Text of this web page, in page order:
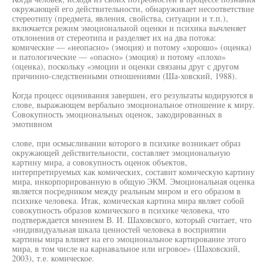
окружающей его действительности, обнаруживает несоответствие
стереотипу (предмета, явления, свойства, ситуации и т.п.),
включается режим эмоциональной оценки и психика вычленяет
отклонения от стереотипа и разделяет их на два потока:
комические — «неопасно» (эмоция) и потому «хорошо» (оценка)
и патологические — «опасно» (эмоция) и потому «плохо»
(оценка), поскольку «эмоции и оценки связаны друг с другом
причинно-следственными отношениями (Ша-ховский, 1988).
Когда процесс оценивания завершен, его результаты кодируются в
слове, выражающем вербально эмоциональное отношение к миру.
Совокупность эмоциональных оценок, закодированных в
эмотивном
слове, при осмысливании которого в психике возникает образ
окружающей действительности, составляет эмоциональную
картину мира, а совокупность оценок объектов,
интерпретируемых как комических, составит комическую картину
мира, инкорпорированную в общую ЭКМ. Эмоциональная оценка
является посредником между реальным миром и его образом в
психике человека. Итак, комическая картина мира являет собой
совокупность образов комического в психике человека, что
подтверждается мнением В. И. Шаховского, который считает, что
«индивидуальная шкала ценностей человека в восприятии
картины мира влияет на его эмоциональное картирование этого
мира, в том числе на карнавальное или игровое» (Шаховский,
2003), т.е. комическое.